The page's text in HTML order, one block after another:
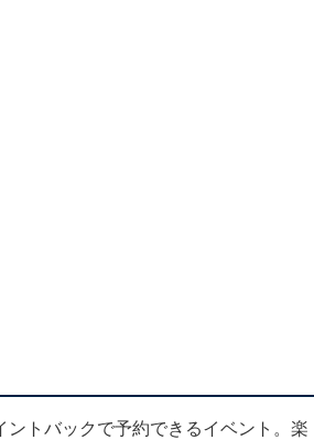
トバックで予約できるイベント。楽